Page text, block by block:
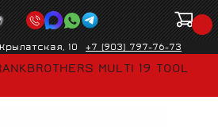
10 +7 (903) 797-76-73
MULTI 19 TOOL